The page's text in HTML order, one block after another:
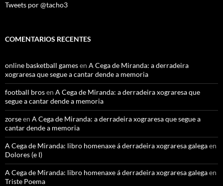
Tweets por @tacho3
COMENTARIOS RECENTES
online basketball gamesen A Cega de Miranda: a derradeira
xograresa que segue a cantar dende a memoria
football brosen A Cega de Miranda: a derradeira xograresa que
segue a cantar dende a memoria
zorseen A Cega de Miranda: a derradeira xograresa que segue a
cantar dende a memoria
A Cega de Miranda: libro homenaxe á derradeira xograresa galegaen
Dolores (e I)
A Cega de Miranda: libro homenaxe á derradeira xograresa galegaen
Triste Poema